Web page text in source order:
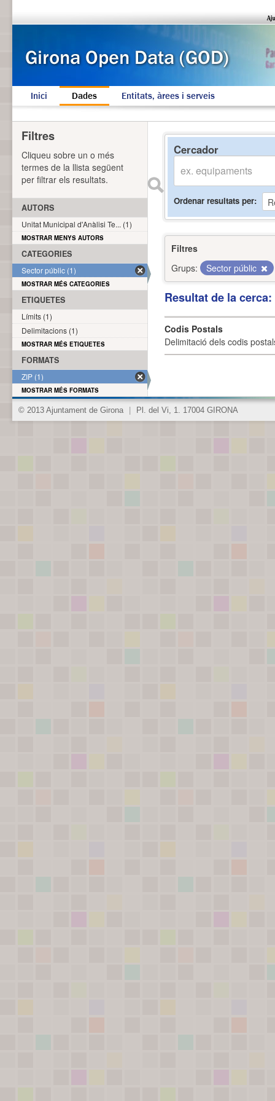
Inici Dades Entitats, àrees i serveis
Cercador
Ordenar resultats per
Filtres
Grups:
Sector públic
Resultat de la
Codis Postals
Delimitació dels codis
Filtres
Cliqueu sobre un o més
termes de la llista següent
per filtrar els resultats.
AUTORS
Unitat Municipal d'Anàlisi Te... (1)
MOSTRAR MENYS AUTORS
CATEGORIES
Sector públic (1)
MOSTRAR MÉS CATEGORIES
ETIQUETES
Límits (1)
Delimitacions (1)
MOSTRAR MÉS ETIQUETES
FORMATS
ZIP (1)
MOSTRAR MÉS FORMATS
© 2013 Ajuntament de Girona Pl. del Vi, 1. 17004 GIRONA